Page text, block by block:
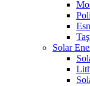
Solar